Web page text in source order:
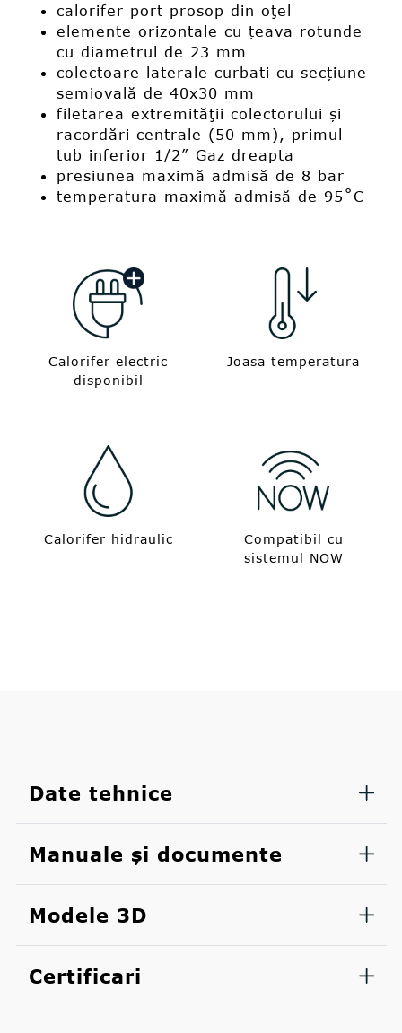
calorifer port prosop din oţel
elemente orizontale cu țeava rotunde
cu diametrul de 23 mm
colectoare laterale curbati cu secțiune
semiovală de 40x30 mm
filetarea extremităţii colectorului și
racordări centrale (50 mm), primul
tub inferior 1/2” Gaz dreapta
presiunea maximă admisă de 8 bar
temperatura maximă admisă de 95˚C
Calorifer electric
disponibil
Joasa temperatura
Calorifer hidraulic
Compatibil cu
sistemul NOW
Date tehnice
Manuale și documente
Modele 3D
Certificari